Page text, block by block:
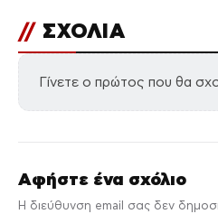
// ΣΧΟΛΙΑ
Γίνετε ο πρώτος που θα
Αφήστε ένα σχόλιο
Η διεύθυνση email σας δεν